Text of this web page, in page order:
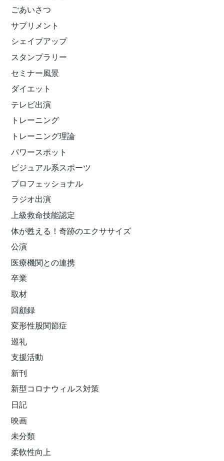
ごあいさつ
サプリメント
シェイプアップ
スタンプラリー
セミナー風景
ダイエット
テレビ出演
トレーニング
トレーニング理論
パワースポット
ビジュアル系スポーツ
プロフェッショナル
ラジオ出演
上級救命技能認定
体が甦える！奇跡のエクササイズ
公演
医療機関との連携
卒業
取材
回顧録
変形性股関節症
巡礼
支援活動
新刊
新型コロナウィルス対策
日記
映画
未分類
柔軟性向上